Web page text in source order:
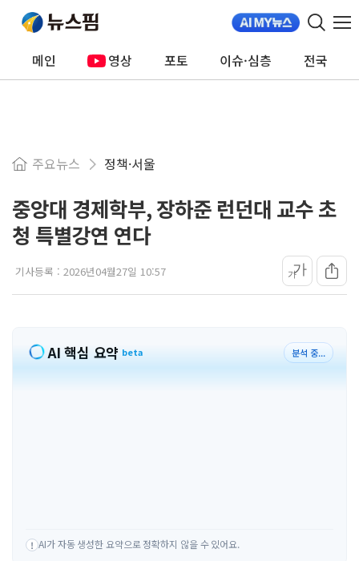
메인 영상 포토 이슈·심층 전국
주요뉴스 정책·서울
중앙대 경제학부, 장하준 런던대 교수 초
청 특별강연 연다
기사등록 : 2026년04월27일 10:57 가가
AI 핵심 요약 beta 분석 중...
! AI가 자동 생성한 요약으로 정확하지 않을 수 있어요.